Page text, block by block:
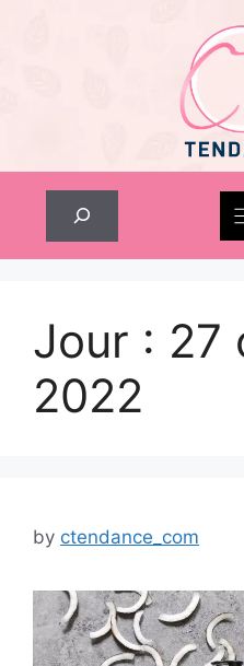
Jour : 27
2022
by ctendance_com